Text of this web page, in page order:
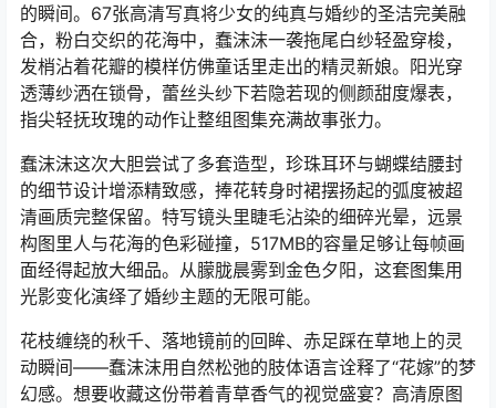
的瞬间。67张高清写真将少女的纯真与婚纱的圣洁完美融
合，粉白交织的花海中，蠢沫沫一袭拖尾白纱轻盈穿梭，
发梢沾着花瓣的模样仿佛童话里走出的精灵新娘。阳光穿
透薄纱洒在锁骨，蕾丝头纱下若隐若现的侧颜甜度爆表，
指尖轻抚玫瑰的动作让整组图集充满故事张力。
蠢沫沫这次大胆尝试了多套造型，珍珠耳环与蝴蝶结腰封
的细节设计增添精致感，捧花转身时裙摆扬起的弧度被超
清画质完整保留。特写镜头里睫毛沾染的细碎光晕，远景
构图里人与花海的色彩碰撞，517MB的容量足够让每帧画
面经得起放大细品。从朦胧晨雾到金色夕阳，这套图集用
光影变化演绎了婚纱主题的无限可能。
花枝缠绕的秋千、落地镜前的回眸、赤足踩在草地上的灵
动瞬间——蠢沫沫用自然松弛的肢体语言诠释了“花嫁”的梦
幻感。想要收藏这份带着青草香气的视觉盛宴？高清原图